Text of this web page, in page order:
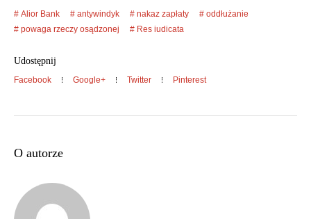
Alior Bank antywindyk nakaz zapłaty
oddłużanie
powaga rzeczy osądzonej
Res iudicata
Udostępnij
Facebook Google+ Twitter Pinterest
O autorze